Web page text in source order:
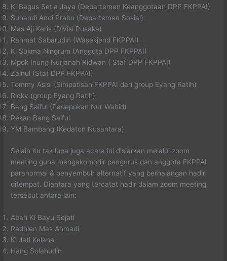
Ki Bagus Setia Jaya (Departemen Keanggotaan DPP FKPPAI)
Suhandi Andi Prabu (Departemen Sosial)
Mas Aji Keris (Divisi Pusaka)
Rahmat Sabarudin (Wasekjend FKPPAI)
Ki Sukma Ningrum (Anggota DPP FKPPAI)
Mpok Inung Nurjanah Ridwan ( Staf DPP FKPPAI)
Zainul (Staf DPP FKPPAI)
Tommy Asisi (Simpatisan FKPPAI dari group Eyang Ratih)
Ricky (group Eyang Ratih)
Bang Saiful (Padepokan Nur Wahid)
Rekan Bang Saiful
YM Bambang (Kedaton Nusantara)
Selain itu tak lupa juga acara ini disiarkan melalui zoom
meeting guna mengakomodir pengurus dan anggota FKPPAI
paranormal & penyembuh alternatif yang berhalangan hadir
ditempat. Diantara yang tercatat hadir dalam zoom meeting
tersebut antara lain:
Abah Ki Bayu Sejati
Radhien Mas Ahmadi
Ki Jati Kelana
Hang Solahudin